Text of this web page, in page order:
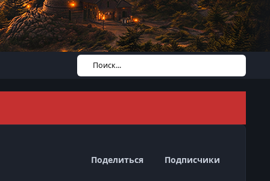
Поиск...
Поделиться Подписчики